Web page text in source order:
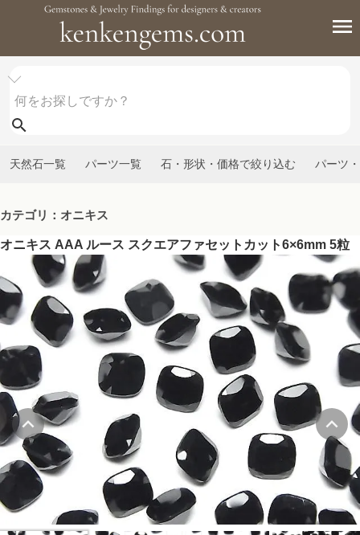
天然石一覧 パーツ一覧 石・形状・価格で絞り込む パーツ
カテゴリ：オニキス
オニキス AAA ルース スクエアファセットカット6×6mm 5粒